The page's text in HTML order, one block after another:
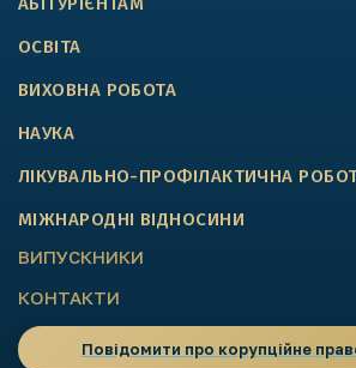
ОСВІТА
ВИХОВНА РОБОТА
НАУКА
ЛІКУВАЛЬНО-ПРОФІЛАКТИЧНА
МІЖНАРОДНІ ВІДНОСИНИ
ВИПУСКНИКИ
КОНТАКТИ
Повідомити про корупційне